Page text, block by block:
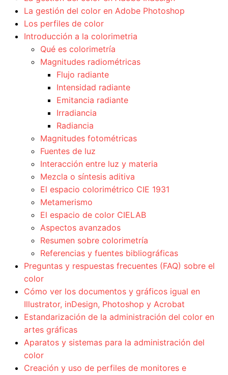
La gestión del color en Adobe Photoshop
Los perfiles de color
Introducción a la colorimetria
Qué es colorimetría
Magnitudes radiométricas
Flujo radiante
Intensidad radiante
Emitancia radiante
Irradiancia
Radiancia
Magnitudes fotométricas
Fuentes de luz
Interacción entre luz y materia
Mezcla o síntesis aditiva
El espacio colorimétrico CIE 1931
Metamerismo
El espacio de color CIELAB
Aspectos avanzados
Resumen sobre colorimetría
Referencias y fuentes bibliográficas
Preguntas y respuestas frecuentes (FAQ) sobre el
color
Cómo ver los documentos y gráficos igual en
Illustrator, inDesign, Photoshop y Acrobat
Estandarización de la administración del color en
artes gráficas
Aparatos y sistemas para la administración del
color
Creación y uso de perfiles de monitores e